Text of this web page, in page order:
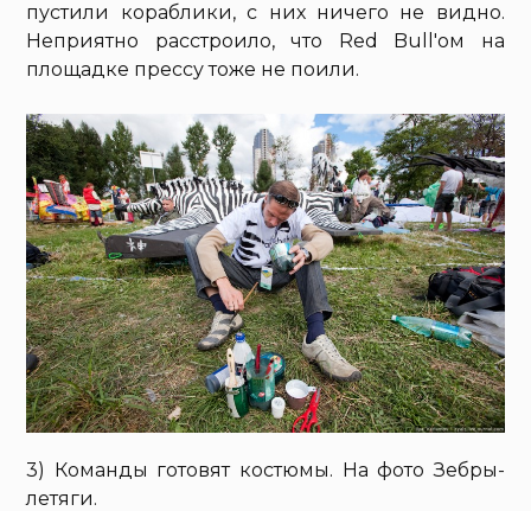
пустили кораблики, с них ничего не видно.
Неприятно расстроило, что Red Bull'ом на
площадке прессу тоже не поили.
3) Команды готовят костюмы. На фото Зебры-
летяги.